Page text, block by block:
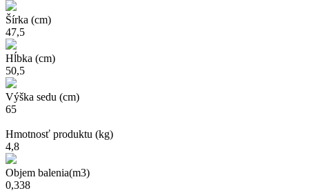
Šírka (cm)
47,5
Hĺbka (cm)
50,5
Výška sedu (cm)
65
Hmotnosť produktu (kg)
4,8
Objem balenia(m3)
0,338